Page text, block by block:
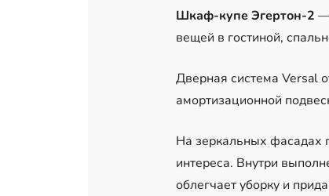
Шкаф-купе Эгертон-2 —
вещей в гостиной,
Дверная система Versal
амортизационной
На зеркальных фасадах
интереса. Внутри
облегчает уборку и